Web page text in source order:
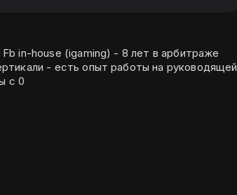
in-house (igaming) - 8 лет в арбитраже
- есть опыт работы на руководящей
с 0